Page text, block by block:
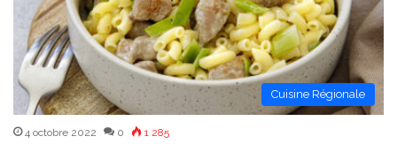
Cuisine Régionale
4 octobre 2022 0 1 285